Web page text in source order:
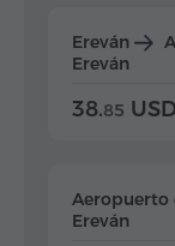
Ereván
Ereván
38.85 USD
Aeropuerto
Ereván